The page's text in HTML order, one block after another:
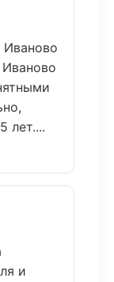
Иваново
Иваново
лет....
и